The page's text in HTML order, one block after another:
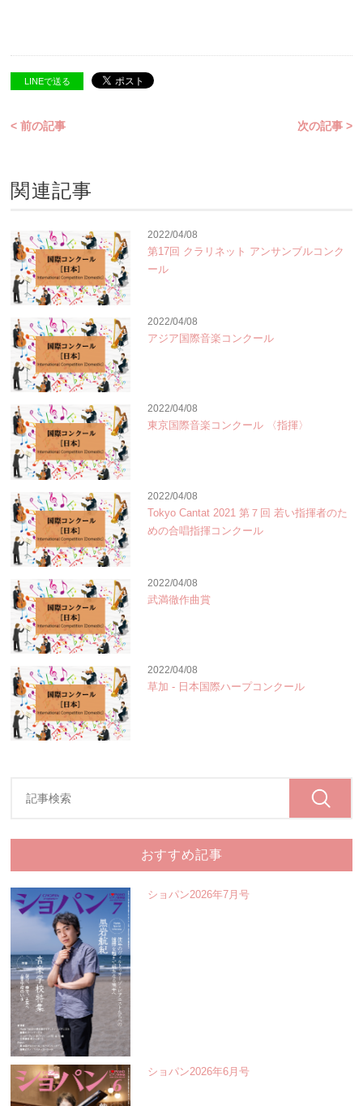
LINEで送る
< 前の記事 次の記事 >
関連記事
2022/04/08
第17回 クラリネット アンサンブルコンク
ール
2022/04/08
アジア国際音楽コンクール
2022/04/08
東京国際音楽コンクール 〈指揮〉
2022/04/08
Tokyo Cantat 2021 第７回 若い指揮者のた
めの合唱指揮コンクール
2022/04/08
武満徹作曲賞
2022/04/08
草加 - 日本国際ハープコンクール
おすすめ記事
ショパン2026年7月号
ショパン2026年6月号